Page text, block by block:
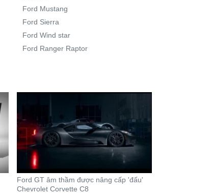
Ford Mustang
Ford Sierra
Ford Wind star
Ford Ranger Raptor
Ford GT âm thầm được nâng cấp 'đấu'
Chevrolet Corvette C8